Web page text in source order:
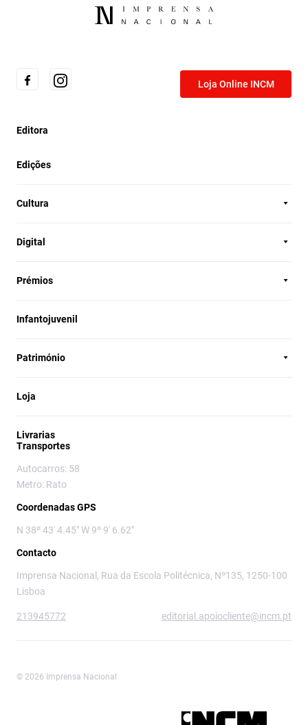
Loja Online INCM
Editora
Edições
Cultura
Digital
Prémios
Infantojuvenil
Património
Loja
Livrarias
Transportes
Autocarros: 58
Metro: Rato
Coordenadas GPS
N 38º 43' 4.45" W 9º 9' 6.62"
Contacto
Imprensa Nacional, Rua da Escola Politécnica, Nº135, 1250-100
Lisboa
213945772 editorial.apoiocliente@incm.pt
© 2026 Imprensa Nacional